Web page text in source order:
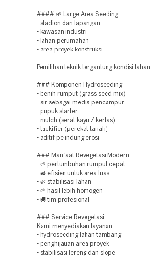
#### 🌱 Large Area Seeding
- stadion dan lapangan
- kawasan industri
- lahan perumahan
- area proyek konstruksi
Pemilihan teknik tergantung kondisi lahan.
### Komponen Hydroseeding
- benih rumput (grass seed mix)
- air sebagai media pencampur
- pupuk starter
- mulch (serat kayu / kertas)
- tackifier (perekat tanah)
- aditif pelindung erosi
### Manfaat Revegetasi Modern
- 🌱 pertumbuhan rumput cepat
- 🚜 efisien untuk area luas
- 🌿 stabilisasi lahan
- 🌱 hasil lebih homogen
- 🚚 tim profesional
### Service Revegetasi
Kami menyediakan layanan:
- hydroseeding lahan tambang
- penghijauan area proyek
- stabilisasi lereng dan slope